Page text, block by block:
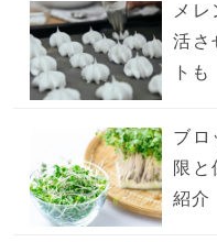
メ
活さ
トも
ブロ
限と
紹介